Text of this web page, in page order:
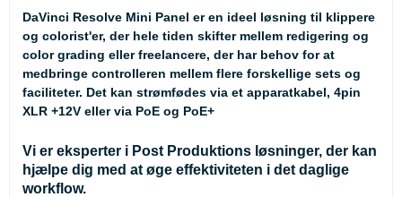
DaVinci Resolve Mini Panel er en ideel løsning til klippere
og colorist'er, der hele tiden skifter mellem redigering og
color grading eller freelancere, der har behov for at
medbringe controlleren mellem flere forskellige sets og
faciliteter. Det kan strømfødes via et apparatkabel, 4pin
XLR +12V eller via PoE og PoE+
Vi er eksperter i Post Produktions løsninger, der kan
hjælpe dig med at øge effektiviteten i det daglige
workflow.